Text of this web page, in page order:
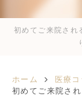
初めてご来院され
ホーム 医療コ
初めてご来院さ